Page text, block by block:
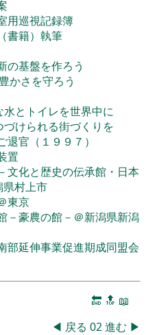
用巡視記録簿
書籍）執筆
の基盤を作ろう
かさを守ろう
水とトイレを世界中に
づけられる街づくりを
退官（１９９７）
置
文化と歴史の伝承館・日本
県村上市
東京
－豪農の館－＠新潟県新潟
部延伸事業促進期成同盟会
🔚 🔝 📖
◀ 戻る 02進む ▶